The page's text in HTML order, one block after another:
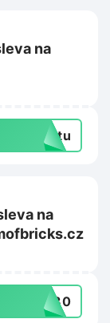
na
extu
na
ER30